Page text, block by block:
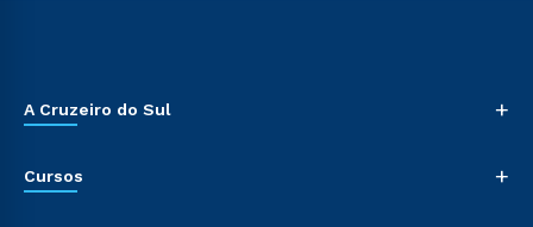
A Cruzeiro do Sul +
Cursos +